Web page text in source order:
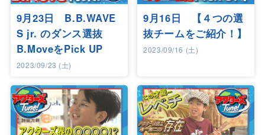
9月23日 B.B.WAVE
S jr. のダンス選抜
B.MoveをPick UP
2023/09/23 (土)
9月16日 【４つの選
抜チームをご紹介！】
2023/09/16 (土)